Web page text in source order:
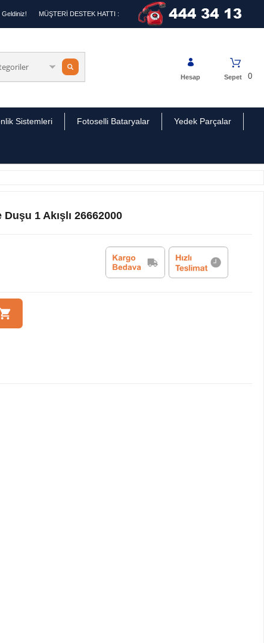
Geldiniz! MÜŞTERİ DESTEK HATTI :
0
Sepet
Hesap
Sistemleri Fotoselli Bataryalar Yedek Parçalar
1 Akışlı 26662000